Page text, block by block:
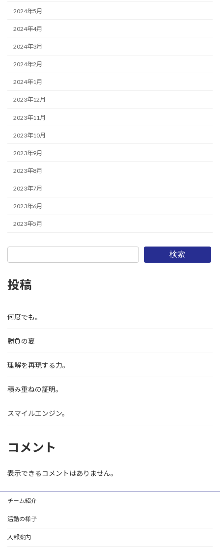
2024年5月
2024年4月
2024年3月
2024年2月
2024年1月
2023年12月
2023年11月
2023年10月
2023年9月
2023年8月
2023年7月
2023年6月
2023年5月
検索
投稿
何度でも。
勝負の夏
理解を再現する力。
積み重ねの証明。
スマイルエンジン。
コメント
表示できるコメントはありません。
チーム紹介
活動の様子
入部案内